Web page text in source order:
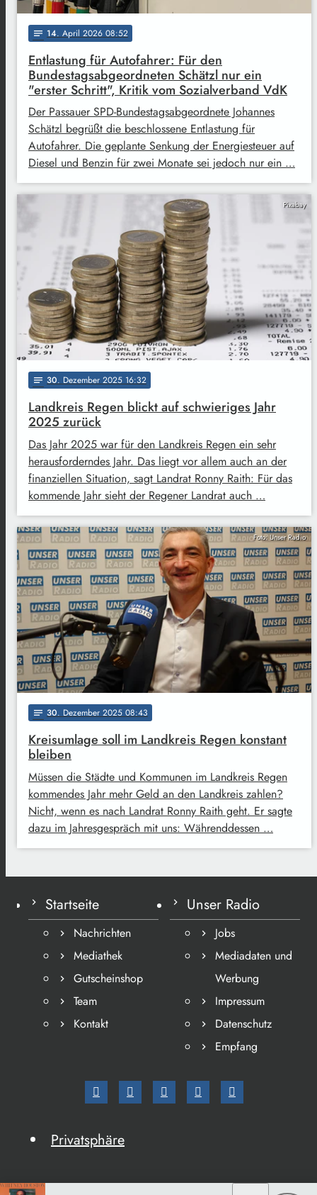
notes 14. April 2026 08:52
Entlastung für Autofahrer: Für den
Bundestagsabgeordneten Schätzl nur ein
"erster Schritt", Kritik vom Sozialverband VdK
Der Passauer SPD-Bundestagsabgeordnete Johannes
Schätzl begrüßt die beschlossene Entlastung für
Autofahrer. Die geplante Senkung der Energiesteuer auf
Diesel und Benzin für zwei Monate sei jedoch nur ein …
Pixabay
notes 30. Dezember 2025 16:32
Landkreis Regen blickt auf schwieriges Jahr
2025 zurück
Das Jahr 2025 war für den Landkreis Regen ein sehr
herausforderndes Jahr. Das liegt vor allem auch an der
finanziellen Situation, sagt Landrat Ronny Raith: Für das
kommende Jahr sieht der Regener Landrat auch …
Foto: Unser Radio
notes 30. Dezember 2025 08:43
Kreisumlage soll im Landkreis Regen konstant
bleiben
Müssen die Städte und Kommunen im Landkreis Regen
kommendes Jahr mehr Geld an den Landkreis zahlen?
Nicht, wenn es nach Landrat Ronny Raith geht. Er sagte
dazu im Jahresgespräch mit uns: Währenddessen …
Startseite
Nachrichten
Mediathek
Gutscheinshop
Team
Kontakt
Unser Radio
Jobs
Mediadaten und
Werbung
Impressum
Datenschutz
Empfang
Privatsphäre